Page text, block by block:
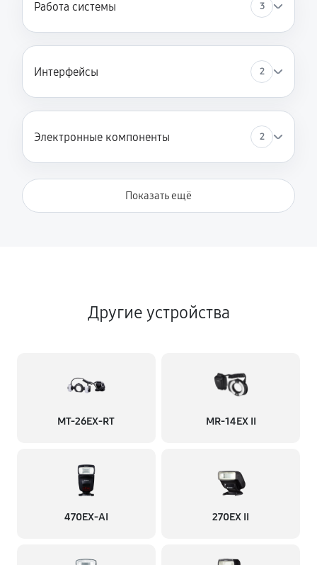
Работа системы 3
Интерфейсы 2
Электронные компоненты 2
Показать ещё
Другие устройства
MT-26EX-RT MR-14EX II
470EX-AI 270EX II